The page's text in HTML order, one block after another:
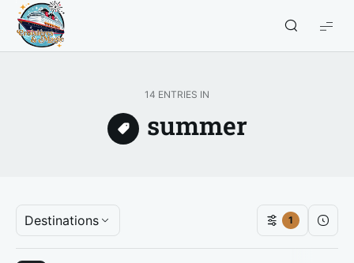
Croisières
et
14 ENTRIES IN
summer
Destinations 1